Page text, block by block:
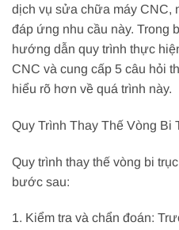
dịch vụ sửa chữa máy CNC,
đáp ứng nhu cầu này. Trong
hướng dẫn quy trình thực
CNC và cung cấp 5 câu hỏi
hiểu rõ hơn về quá trình này.
Quy Trình Thay Thế Vòng Bi
Quy trình thay thế vòng bi
bước sau:
1. Kiểm tra và chẩn đoán: